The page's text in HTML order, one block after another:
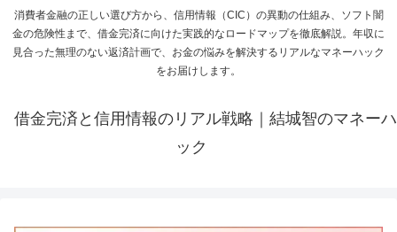
消費者金融の正しい選び方から、信用情報（CIC）の異動の仕組み、ソフト闇
金の危険性まで、借金完済に向けた実践的なロードマップを徹底解説。年収に
見合った無理のない返済計画で、お金の悩みを解決するリアルなマネーハック
をお届けします。
借金完済と信用情報のリアル戦略｜結城智のマネーハ
ック